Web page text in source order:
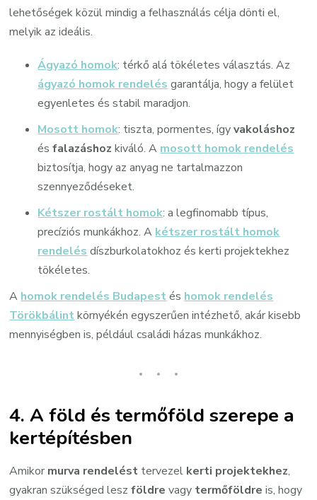
lehetőségek közül mindig a felhasználás célja dönti el,
melyik az ideális.
Ágyazó homok: térkő alá tökéletes választás. Az
ágyazó homok rendelés garantálja, hogy a felület
egyenletes és stabil maradjon.
Mosott homok: tiszta, pormentes, ígyvakoláshoz
ésfalazáshoz kiváló. A mosott homok rendelés
biztosítja, hogy az anyag ne tartalmazzon
szennyeződéseket.
Kétszer rostált homok: a legfinomabb típus,
precíziós munkákhoz. A kétszer rostált homok
rendelés díszburkolatokhoz és kerti projektekhez
tökéletes.
A homok rendelés Budapest és homok rendelés
Törökbálint környékén egyszerűen intézhető, akár kisebb
mennyiségben is, például családi házas munkákhoz.
4. A föld és termőföld szerepe a
kertépítésben
Amikor murva rendelést tervezel kerti projektekhez,
gyakran szükséged leszföldre vagy termőföldre is, hogy